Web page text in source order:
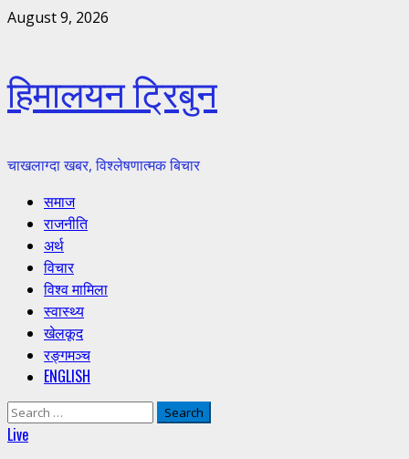
Skip
August 9, 2026
हिमालयन ट्रिबुन
चाखलाग्दा खबर, विश्लेषणात्मक बिचार
Primary
Menu
समाज
राजनीति
अर्थ
विचार
विश्व मामिला
स्वास्थ्य
खेलकूद
रङ्गमञ्च
ENGLISH
Search
for:
Live